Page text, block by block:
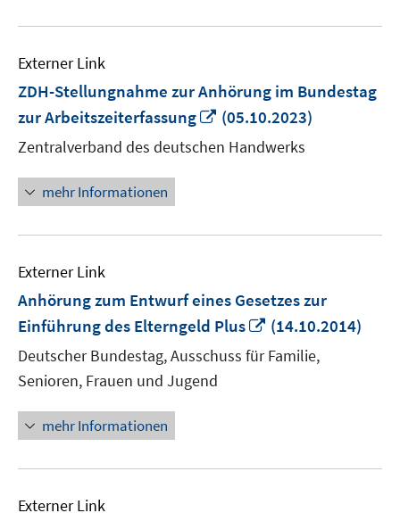
Externer Link
ZDH-Stellungnahme zur Anhörung im Bundestag
zur Arbeitszeiterfassung
In
neuem
Fenster
(05.10.2023)
Zentralverband des deutschen Handwerks
mehr Informationen
Externer Link
Anhörung zum Entwurf eines Gesetzes zur
Einführung des Elterngeld Plus
In
neuem
Fenster
(14.10.2014)
Deutscher Bundestag, Ausschuss für Familie,
Senioren, Frauen und Jugend
mehr Informationen
Externer Link